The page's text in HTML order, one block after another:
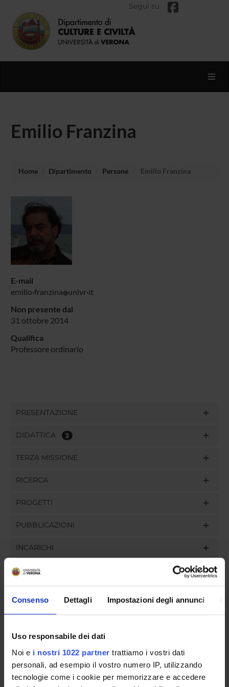
Consenso Dettagli Impostazioni degli annunci
Uso responsabile dei dati
Noi e i nostri 1022 partner trattiamo i vostri dati
personali, ad esempio il vostro numero IP, utilizzando
tecnologie come i cookie per memorizzare e accedere
Segui su
Emilio Franzina
Home Dipartimento Persone Emilio Franzina
E-mail
emilio franzina univr it
Non presente dal
31 ottobre 2014
Qualifica
Professore ordinario
PRESENTAZIONE
DIDATTICA 3
TERZA MISSIONE
RICERCA
PROGETTI
PUBBLICAZIONI
INCARICHI
ORGANIZZAZIONE
COMMISSIONI
UFFICI E STRUTTURE DI SERVIZIO